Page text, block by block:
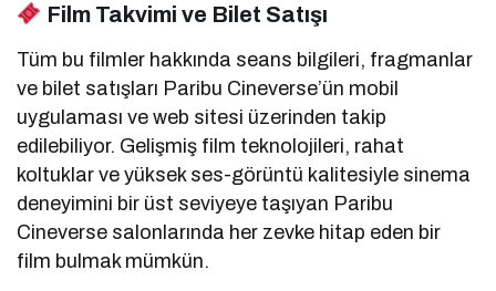
Film Takvimi ve Bilet Satışı
Tüm bu filmler hakkında seans bilgileri, fragmanlar
ve bilet satışları Paribu Cineverse’ün mobil
uygulaması ve web sitesi üzerinden takip
edilebiliyor. Gelişmiş film teknolojileri, rahat
koltuklar ve yüksek ses-görüntü kalitesiyle sinema
deneyimini bir üst seviyeye taşıyan Paribu
Cineverse salonlarında her zevke hitap eden bir
film bulmak mümkün.